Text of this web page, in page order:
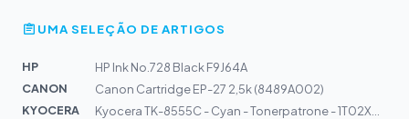
UMA SELEÇÃO DE ARTIGOS
HP
HP Ink No.728 Black F9J64A
CANON
Canon Cartridge EP-27 2,5k (8489A002)
KYOCERA